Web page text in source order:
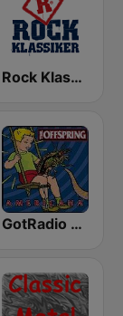
Rock Klassiker
GotRadio - 90's Alternative